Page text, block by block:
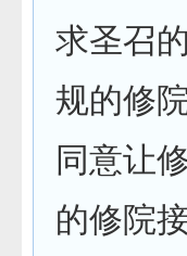
求圣召
规的修
同意让
的修院